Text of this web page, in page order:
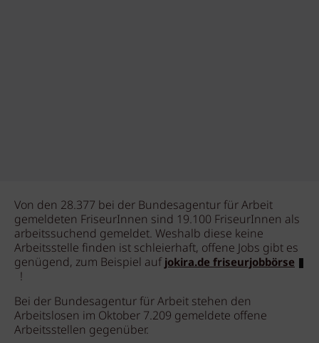
Von den 28.377 bei der Bundesagentur für Arbeit
gemeldeten FriseurInnen sind 19.100 FriseurInnen als
arbeitssuchend gemeldet. Weshalb diese keine
Arbeitsstelle finden ist schleierhaft, offene Jobs gibt es
genügend, zum Beispiel aufjokira.de friseurjobbörse
!
Bei der Bundesagentur für Arbeit stehen den
Arbeitslosen im Oktober 7.209 gemeldete offene
Arbeitsstellen gegenüber.